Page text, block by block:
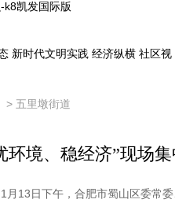
凯发国际版
新时代文明实践 经济纵横 社区视
> 五里墩街道
环境、稳经济”现场
1月13日下午，合肥市蜀山区委常